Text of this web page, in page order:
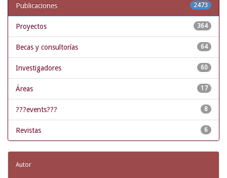
2473
Publicaciones
364
Proyectos
64
Becas y consultorías
60
Investigadores
17
Áreas
8
???events???
6
Revistas
Autor